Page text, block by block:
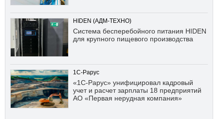
HIDEN (АДМ-ТЕХНО)
Система бесперебойного питания HIDEN
для крупного пищевого производства
1С-Рарус
«1С-Рарус» унифицировал кадровый
учет и расчет зарплаты 18 предприятий
АО «Первая нерудная компания»